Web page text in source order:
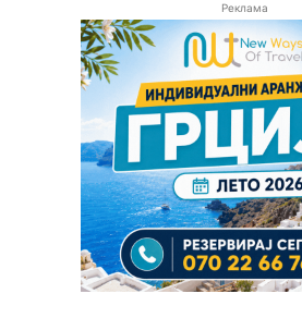
Реклама